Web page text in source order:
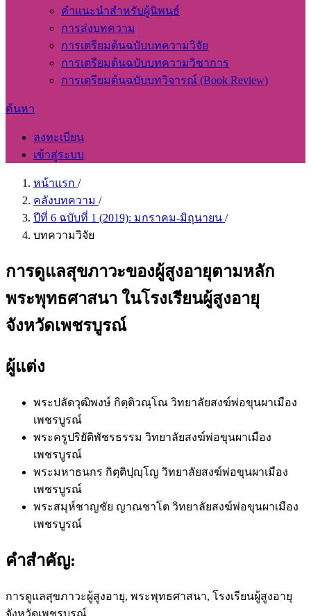
คำแนะนำสำหรับผู้นิพนธ์
การส่งบทความ
การเตรียมต้นฉบับบทความวิจัย
การเตรียมต้นฉบับบทความวิชาการ
การเตรียมต้นฉบับบทวิจารณ์ (Book Review)
ค้นหา
ลงทะเบียน
เข้าสู่ระบบ
หน้าแรก /
คลังบทความ /
ปีที่ 6 ฉบับที่ 1 (2019): มกราคม-มิถุนายน /
บทความวิจัย
การดูแลสุขภาวะของผู้สูงอายุตามหลัก
พระพุทธศาสนา ในโรงเรียนผู้สูงอายุ
จังหวัดเพชรบูรณ์
ผู้แต่ง
พระปลัดวุฒิพงษ์ กิตฺติวณฺโณ วิทยาลัยสงฆ์พ่อขุนผาเมือง
เพชรบูรณ์
พระครูปริยัติพัชรธรรม วิทยาลัยสงฆ์พ่อขุนผาเมือง
เพชรบูรณ์
พระมหาธนกร กิตฺติปฺญฺโญ วิทยาลัยสงฆ์พ่อขุนผาเมือง
เพชรบูรณ์
พระสมุห์ชาญชัย ญาณชาโต วิทยาลัยสงฆ์พ่อขุนผาเมือง
เพชรบูรณ์
คำสำคัญ:
การดูแลสุขภาวะผู้สูงอายุ, พระพุทธศาสนา, โรงเรียนผู้สูงอายุ
จังหวัดเพชรบูรณ์